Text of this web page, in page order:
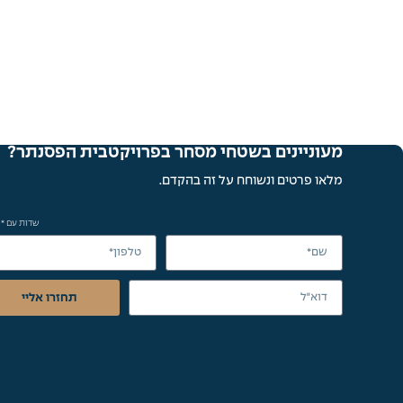
מעוניינים בשטחי מסחר בפרויקטבית הפסנתר?
מלאו פרטים ונשוחח על זה בהקדם.
שדות עם *
תחזרו אליי